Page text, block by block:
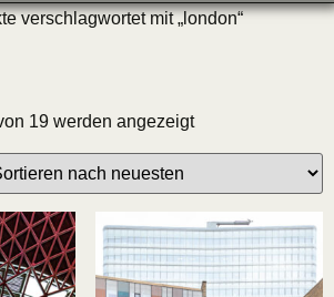
verschlagwortet mit „london“
19 werden angezeigt